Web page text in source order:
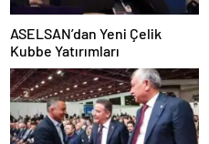
ASELSAN’dan Yeni Çelik
Kubbe Yatırımları